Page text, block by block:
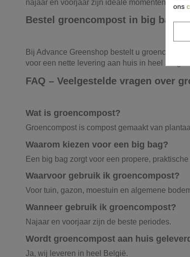
najaar en voorjaar zijn ideale momenten om
Bestel groencompost in big bag
Bij Advance Greenshop bestelt u
voor een nette levering aan huis in heel België.
FAQ – Veelgestelde vragen over
Wat is groencompost?
Groencompost is compost gemaakt van
Waarom kiezen voor een big bag?
Een big bag zorgt voor een propere,
Waarvoor gebruik ik groencompost?
Voor tuin, gazon, moestuin en algemene
Wanneer gebruik ik groencompost?
Najaar en voorjaar zijn de beste periodes.
Wordt groencompost aan huis
Ja, wij leveren in heel België.
ons